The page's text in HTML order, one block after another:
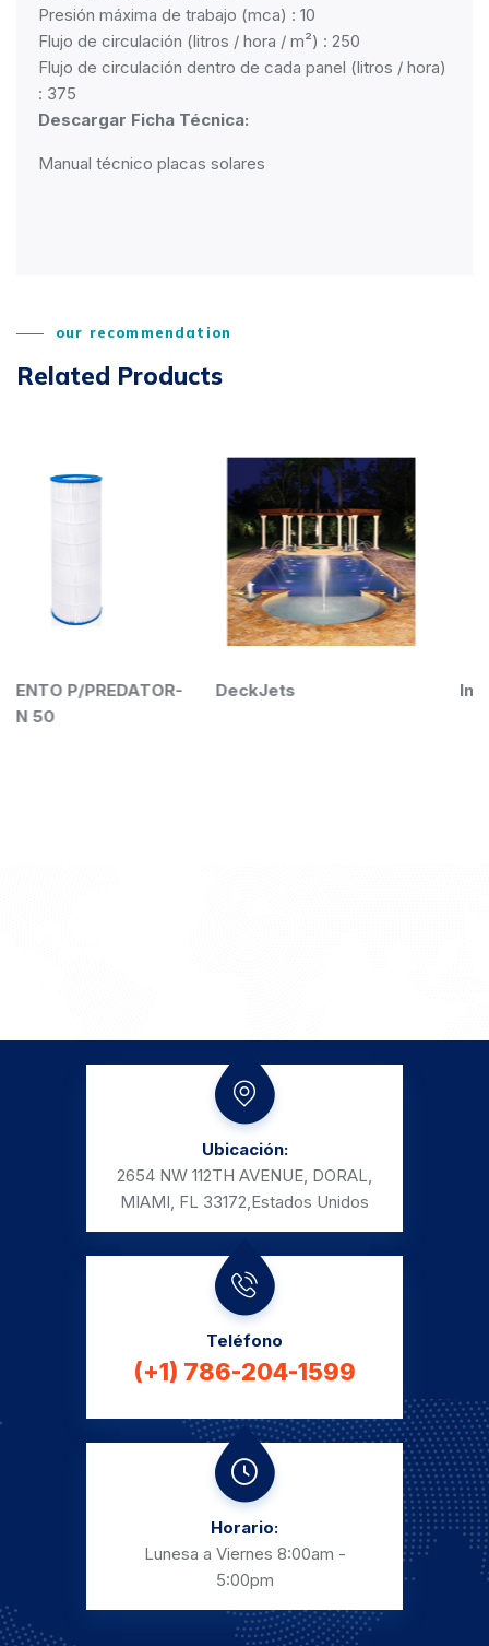
Presión máxima de trabajo (mca) : 10
Flujo de circulación (litros / hora / m²) : 250
Flujo de circulación dentro de cada panel (litros / hora)
: 375
Descargar Ficha Técnica:
Manual técnico placas solares
our recommendation
Related Products
DeckJets
Ubicación:
2654 NW 112TH AVENUE, DORAL,
MIAMI, FL 33172, Estados Unidos
Teléfono
(+1) 786-204-1599
Horario:
Lunesa a Viernes 8:00am -
5:00pm